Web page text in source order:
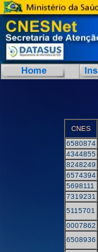
CNES
6580874
4344855
8248249
6574394
5698111
7319231
5115701
0007862
6508936